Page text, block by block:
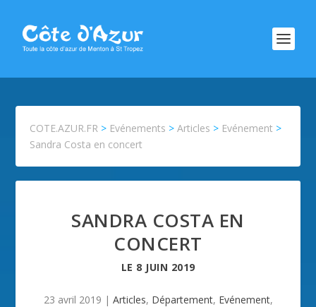
COTE.AZUR.FR > Evénements >Articles > Evénement >
Sandra Costa en concert
SANDRA COSTA EN
CONCERT
LE 8 JUIN 2019
23 avril 2019 | Articles, Département, Evénement,